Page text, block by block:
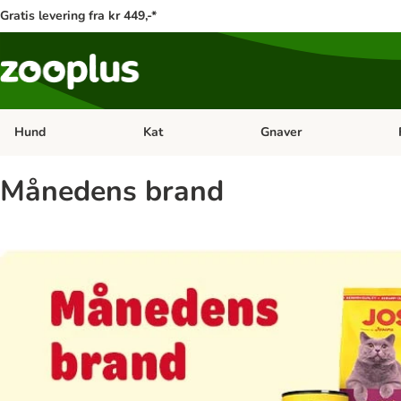
Gratis levering fra kr 449,-*
Hund Åben kategori menu: Hund
Kat Åben kategori menu: Kat
Gnaver
Månedens brand